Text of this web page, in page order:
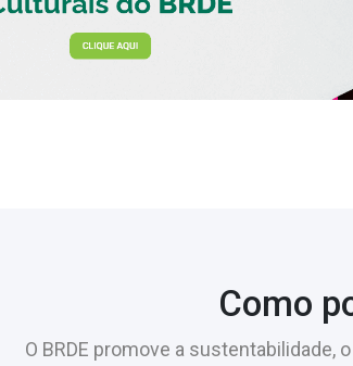
Como
O BRDE promove a sustentabilidade,